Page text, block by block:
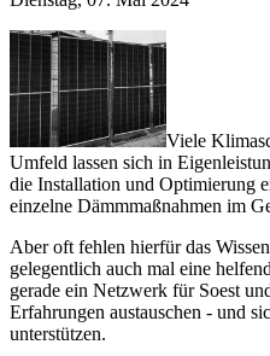
Viele
Umfeld lassen sich in
die Installation und Optimierung
einzelne Dämmmaßnahmen im
Aber oft fehlen hierfür das
gelegentlich auch mal eine
gerade ein Netzwerk für Soest
Erfahrungen austauschen - und
unterstützen.